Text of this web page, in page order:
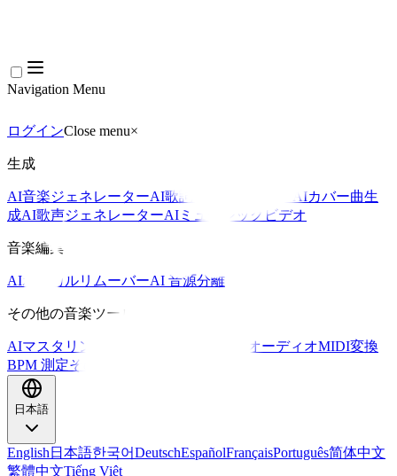
Navigation Menu
ログインClose menu×
生成
AI音楽ジェネレーターAI歌詞ジェネレーター
AIカバー曲生
成AI歌声ジェネレーターAIミュージックビデオ
音楽編集
AIボーカルリムーバーAI 音源分離
その他の音楽ツール
AIマスタリング
AI オーディオMIDI変換
BPM 測定その他のツール
日本語
English 日本語한국어DeutschEspañolFrançaisPortuguês简体中文
繁體中文Tiếng Việt